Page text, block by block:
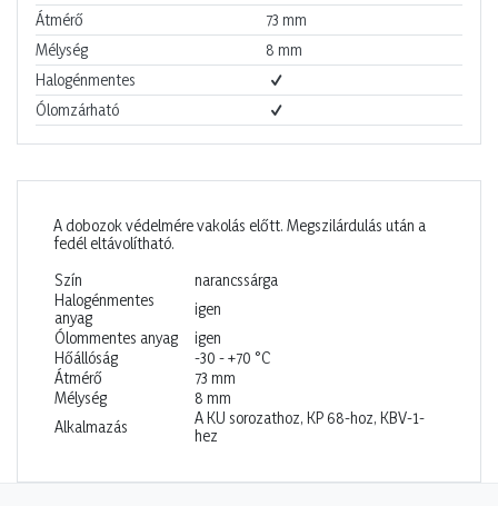
Átmérő
73 mm
Mélység
8 mm
Halogénmentes
Ólomzárható
A dobozok védelmére vakolás előtt. Megszilárdulás után a
fedél eltávolítható.
Szín
narancssárga
Halogénmentes
anyag
igen
Ólommentes anyag
igen
Hőállóság
-30 - +70 °C
Átmérő
73 mm
Mélység
8 mm
Alkalmazás
A KU sorozathoz, KP 68-hoz, KBV-1-
hez